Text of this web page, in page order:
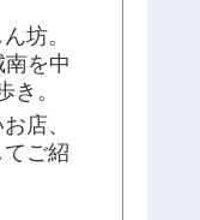
坊。
を中
き。
店、
ご紹